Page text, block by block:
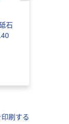
石
刷する